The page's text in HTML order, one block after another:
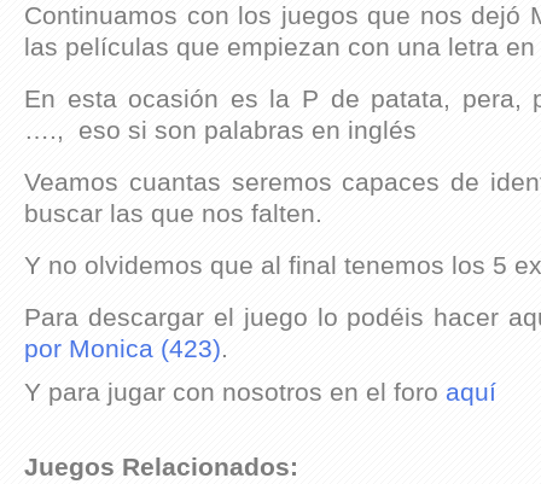
Continuamos con los juegos que nos dejó
las películas que empiezan con una letra
En esta ocasión es la P de patata, pera,
…., eso si son palabras en inglés
Veamos cuantas seremos capaces de
buscar las que nos falten.
Y no olvidemos que al final tenemos los 5
Para descargar el juego lo podéis hacer
por Monica (423).
Y para jugar con nosotros en el foro aquí
Juegos Relacionados: